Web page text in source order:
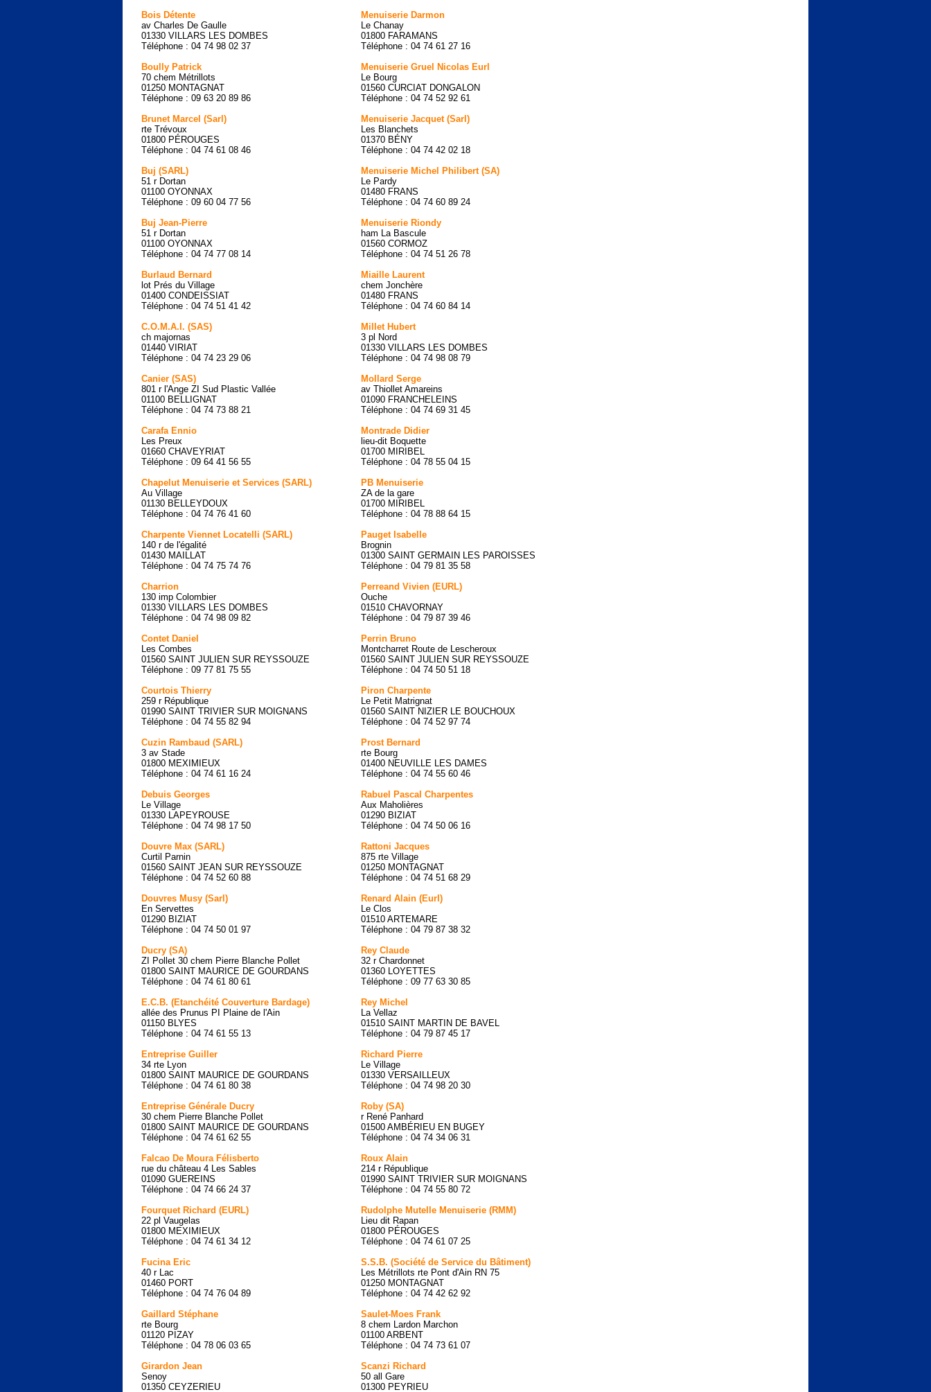
Bois Détente
av Charles De Gaulle
01330 VILLARS LES DOMBES
Téléphone : 04 74 98 02 37
Boully Patrick
70 chem Métrillots
01250 MONTAGNAT
Téléphone : 09 63 20 89 86
Brunet Marcel (Sarl)
rte Trévoux
01800 PÉROUGES
Téléphone : 04 74 61 08 46
Buj (SARL)
51 r Dortan
01100 OYONNAX
Téléphone : 09 60 04 77 56
Buj Jean-Pierre
51 r Dortan
01100 OYONNAX
Téléphone : 04 74 77 08 14
Burlaud Bernard
lot Prés du Village
01400 CONDEISSIAT
Téléphone : 04 74 51 41 42
C.O.M.A.I. (SAS)
ch majornas
01440 VIRIAT
Téléphone : 04 74 23 29 06
Canier (SAS)
801 r l'Ange ZI Sud Plastic Vallée
01100 BELLIGNAT
Téléphone : 04 74 73 88 21
Carafa Ennio
Les Preux
01660 CHAVEYRIAT
Téléphone : 09 64 41 56 55
Chapelut Menuiserie et Services (SARL)
Au Village
01130 BELLEYDOUX
Téléphone : 04 74 76 41 60
Charpente Viennet Locatelli (SARL)
140 r de l'égalité
01430 MAILLAT
Téléphone : 04 74 75 74 76
Charrion
130 imp Colombier
01330 VILLARS LES DOMBES
Téléphone : 04 74 98 09 82
Contet Daniel
Les Combes
01560 SAINT JULIEN SUR REYSSOUZE
Téléphone : 09 77 81 75 55
Courtois Thierry
259 r République
01990 SAINT TRIVIER SUR MOIGNANS
Téléphone : 04 74 55 82 94
Cuzin Rambaud (SARL)
3 av Stade
01800 MEXIMIEUX
Téléphone : 04 74 61 16 24
Debuis Georges
Le Village
01330 LAPEYROUSE
Téléphone : 04 74 98 17 50
Douvre Max (SARL)
Curtil Parnin
01560 SAINT JEAN SUR REYSSOUZE
Téléphone : 04 74 52 60 88
Douvres Musy (Sarl)
En Servettes
01290 BIZIAT
Téléphone : 04 74 50 01 97
Ducry (SA)
ZI Pollet 30 chem Pierre Blanche Pollet
01800 SAINT MAURICE DE GOURDANS
Téléphone : 04 74 61 80 61
E.C.B. (Etanchéité Couverture Bardage)
allée des Prunus PI Plaine de l'Ain
01150 BLYES
Téléphone : 04 74 61 55 13
Entreprise Guiller
34 rte Lyon
01800 SAINT MAURICE DE GOURDANS
Téléphone : 04 74 61 80 38
Entreprise Générale Ducry
30 chem Pierre Blanche Pollet
01800 SAINT MAURICE DE GOURDANS
Téléphone : 04 74 61 62 55
Falcao De Moura Félisberto
rue du château 4 Les Sables
01090 GUEREINS
Téléphone : 04 74 66 24 37
Fourquet Richard (EURL)
22 pl Vaugelas
01800 MEXIMIEUX
Téléphone : 04 74 61 34 12
Fucina Eric
40 r Lac
01460 PORT
Téléphone : 04 74 76 04 89
Gaillard Stéphane
rte Bourg
01120 PIZAY
Téléphone : 04 78 06 03 65
Girardon Jean
Senoy
01350 CEYZERIEU
Menuiserie Darmon
Le Chanay
01800 FARAMANS
Téléphone : 04 74 61 27 16
Menuiserie Gruel Nicolas Eurl
Le Bourg
01560 CURCIAT DONGALON
Téléphone : 04 74 52 92 61
Menuiserie Jacquet (Sarl)
Les Blanchets
01370 BÉNY
Téléphone : 04 74 42 02 18
Menuiserie Michel Philibert (SA)
Le Pardy
01480 FRANS
Téléphone : 04 74 60 89 24
Menuiserie Riondy
ham La Bascule
01560 CORMOZ
Téléphone : 04 74 51 26 78
Miaille Laurent
chem Jonchère
01480 FRANS
Téléphone : 04 74 60 84 14
Millet Hubert
3 pl Nord
01330 VILLARS LES DOMBES
Téléphone : 04 74 98 08 79
Mollard Serge
av Thiollet Amareins
01090 FRANCHELEINS
Téléphone : 04 74 69 31 45
Montrade Didier
lieu-dit Boquette
01700 MIRIBEL
Téléphone : 04 78 55 04 15
PB Menuiserie
ZA de la gare
01700 MIRIBEL
Téléphone : 04 78 88 64 15
Pauget Isabelle
Brognin
01300 SAINT GERMAIN LES PAROISSES
Téléphone : 04 79 81 35 58
Perreand Vivien (EURL)
Ouche
01510 CHAVORNAY
Téléphone : 04 79 87 39 46
Perrin Bruno
Montcharret Route de Lescheroux
01560 SAINT JULIEN SUR REYSSOUZE
Téléphone : 04 74 50 51 18
Piron Charpente
Le Petit Matrignat
01560 SAINT NIZIER LE BOUCHOUX
Téléphone : 04 74 52 97 74
Prost Bernard
rte Bourg
01400 NEUVILLE LES DAMES
Téléphone : 04 74 55 60 46
Rabuel Pascal Charpentes
Aux Maholières
01290 BIZIAT
Téléphone : 04 74 50 06 16
Rattoni Jacques
875 rte Village
01250 MONTAGNAT
Téléphone : 04 74 51 68 29
Renard Alain (Eurl)
Le Clos
01510 ARTEMARE
Téléphone : 04 79 87 38 32
Rey Claude
32 r Chardonnet
01360 LOYETTES
Téléphone : 09 77 63 30 85
Rey Michel
La Vellaz
01510 SAINT MARTIN DE BAVEL
Téléphone : 04 79 87 45 17
Richard Pierre
Le Village
01330 VERSAILLEUX
Téléphone : 04 74 98 20 30
Roby (SA)
r René Panhard
01500 AMBÉRIEU EN BUGEY
Téléphone : 04 74 34 06 31
Roux Alain
214 r République
01990 SAINT TRIVIER SUR MOIGNANS
Téléphone : 04 74 55 80 72
Rudolphe Mutelle Menuiserie (RMM)
Lieu dit Rapan
01800 PÉROUGES
Téléphone : 04 74 61 07 25
S.S.B. (Société de Service du Bâtiment)
Les Métrillots rte Pont d'Ain RN 75
01250 MONTAGNAT
Téléphone : 04 74 42 62 92
Saulet-Moes Frank
8 chem Lardon Marchon
01100 ARBENT
Téléphone : 04 74 73 61 07
Scanzi Richard
50 all Gare
01300 PEYRIEU